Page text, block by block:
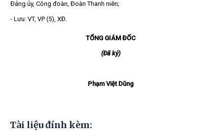
Đảng ủy, Công đoàn, Đoàn Thanh niên;
- Lưu: VT, VP (5), XĐ.
TỔNG GIÁM ĐỐC
(Đã ký)
Phạm Việt Dũng
Tài liệu đính kèm: